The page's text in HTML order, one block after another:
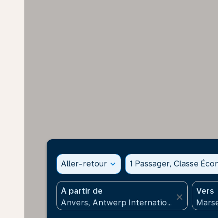
Aller-retour expand_more 1 Passager, Classe
À partir de
close
Vers